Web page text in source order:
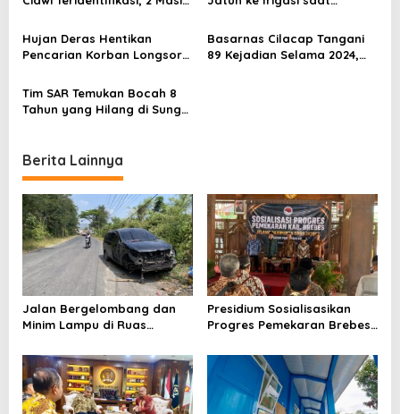
t
i
n
Hujan Deras Hentikan
Pencarian Korban Longsor
Orang Belum Ditemukan
Basarnas Cilacap Tangani
89 Kejadian Selama 2024,
Tim SAR Temukan Bocah 8
Tahun yang Hilang di Sungai
Berita Lainnya
Jalan Bergelombang dan
Minim Lampu di Ruas
Telan Korban, Innova
Hantam Pohon di
Bantarkawung
Presidium Sosialisasikan
Progres Pemekaran Brebes
Pansus DPRD Jateng Jadi
Tahap Berikutnya